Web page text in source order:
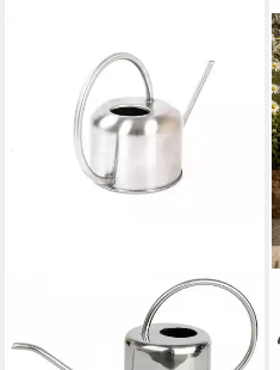
Gießkanne Edelstahl
Gießkanne 0,8 Liter